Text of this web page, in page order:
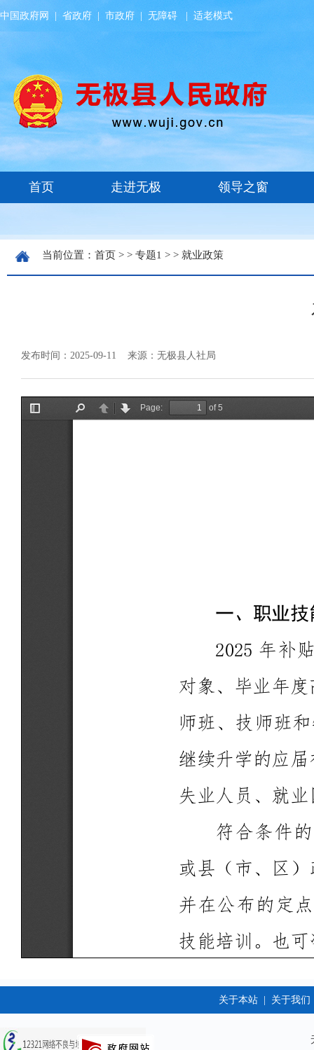
中国政府网 省政府 市政府 无障碍 适老模式
当前位置： 首页 > > 专题1 > > 就业政策
发布时间：2025-09-11 来源：无极县人社局